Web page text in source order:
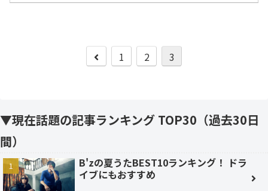
前
1 2 3
▼現在話題の記事ランキング TOP30（過去30日
間）
B'zの夏うたBEST10ランキング！ ドラ
イブにもおすすめ